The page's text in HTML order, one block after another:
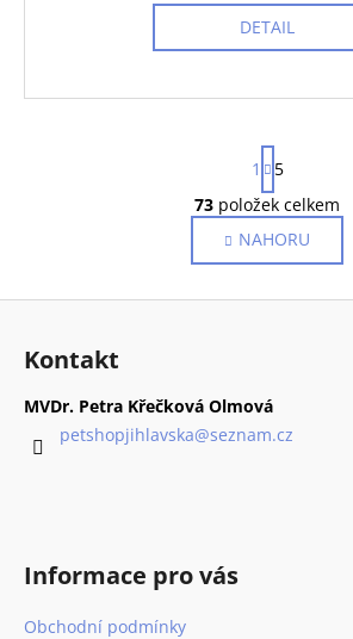
DETAIL
O
v
l
á
í
p
r
S
t
r
á
n
k
1
5
73 položek celkem
NAHORU
Z
Kontakt
MVDr. Petra Křečková Olmová
petshopjihlavska@seznam.cz
Informace pro vás
Obchodní podmínky